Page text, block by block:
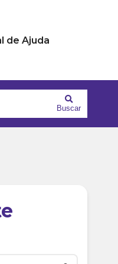
de Ajuda
Buscar